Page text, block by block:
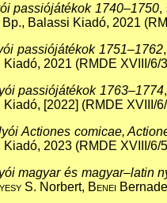
passiójátékok 1740–1750,
Balassi Kiadó, 2021
passiójátékok 1751–1762
2021 (RMDE XVIII/6/
passiójátékok 1763–1774
[2022] (RMDE XVIII/
Actiones comicae,
2023 (RMDE XVIII/6/
magyar és magyar–latin
S. Norbert, Benei